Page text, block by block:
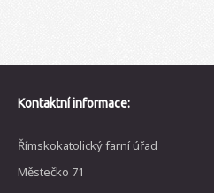
Kontaktní informace:
Římskokatolický farní úřad
Městečko 71